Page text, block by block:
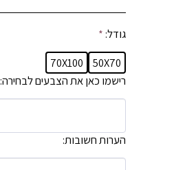
גודל: *
50X70
70X100
רישמו כאן את הצבעים לבחירה:
הערות חשובות: